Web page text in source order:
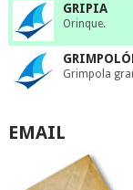
GRIPIA
Orinque.
Grimpola
EMAIL